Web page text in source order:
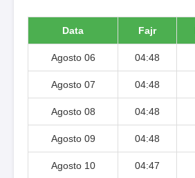
Data Fajr
Agosto 06 04:48
Agosto 07 04:48
Agosto 08 04:48
Agosto 09 04:48
Agosto 10 04:47